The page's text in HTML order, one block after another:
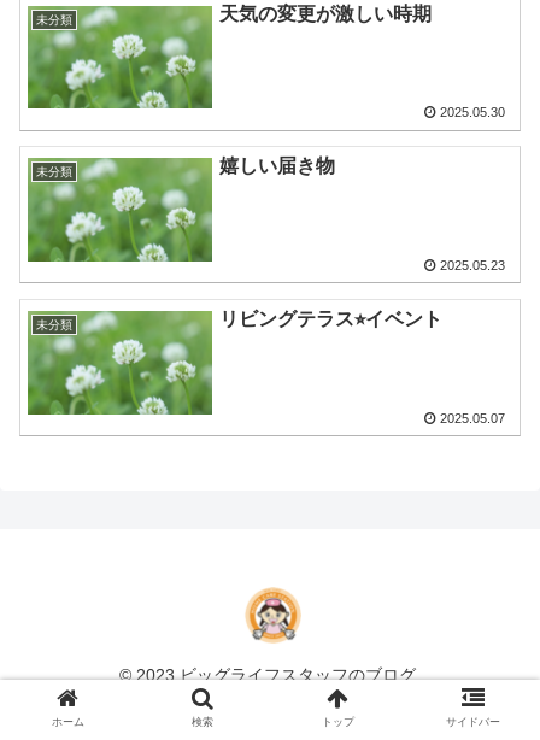
未分類 天気の変更が激しい時期
2025.05.30
未分類 嬉しい届き物
2025.05.23
未分類 リビングテラス⭐︎イベント
2025.05.07
© 2023 ビッグライフスタッフのブログ.
ホーム 検索 トップ サイドバー